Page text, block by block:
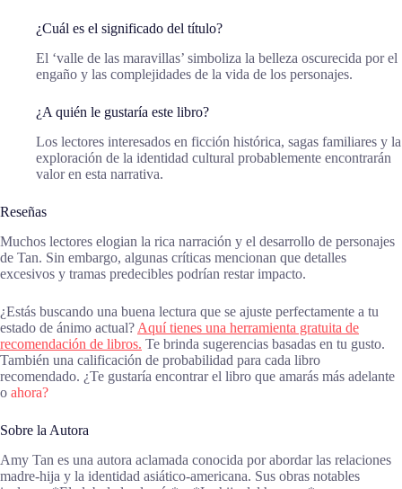
¿Cuál es el significado del título?
El ‘valle de las maravillas’ simboliza la belleza oscurecida por el
engaño y las complejidades de la vida de los personajes.
¿A quién le gustaría este libro?
Los lectores interesados en ficción histórica, sagas familiares y la
exploración de la identidad cultural probablemente encontrarán
valor en esta narrativa.
Reseñas
Muchos lectores elogian la rica narración y el desarrollo de personajes
de Tan. Sin embargo, algunas críticas mencionan que detalles
excesivos y tramas predecibles podrían restar impacto.
¿Estás buscando una buena lectura que se ajuste perfectamente a tu
estado de ánimo actual? Aquí tienes una herramienta gratuita de
recomendación de libros. Te brinda sugerencias basadas en tu gusto.
También una calificación de probabilidad para cada libro
recomendado. ¿Te gustaría encontrar el libro que amarás más adelante
o ahora?
Sobre la Autora
Amy Tan es una autora aclamada conocida por abordar las relaciones
madre-hija y la identidad asiático-americana. Sus obras notables